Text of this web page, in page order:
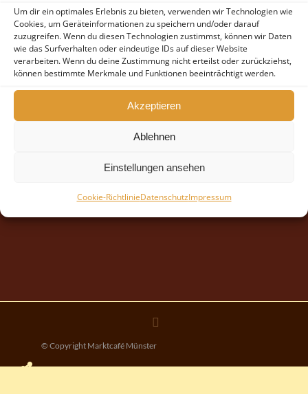
Um dir ein optimales Erlebnis zu bieten, verwenden wir Technologien wie
Cookies, um Geräteinformationen zu speichern und/oder darauf
zuzugreifen. Wenn du diesen Technologien zustimmst, können wir Daten
wie das Surfverhalten oder eindeutige IDs auf dieser Website
verarbeiten. Wenn du deine Zustimmung nicht erteilst oder zurückziehst,
können bestimmte Merkmale und Funktionen beeinträchtigt werden.
Akzeptieren
Ablehnen
Einstellungen ansehen
Cookie-RichtlinieDatenschutzImpressum
© Copyright Marktcafé Münster